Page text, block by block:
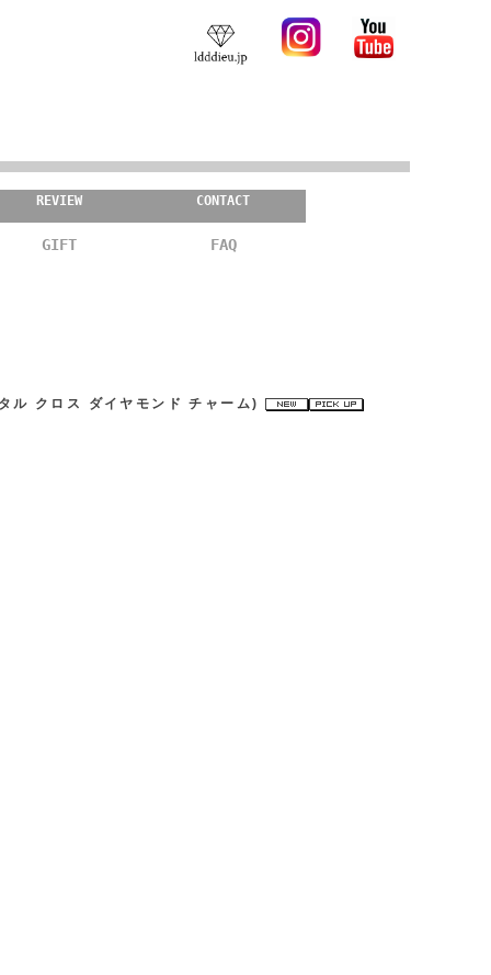
REVIEW CONTACT
GIFT FAQ
クロス ダイヤモンド チャーム)